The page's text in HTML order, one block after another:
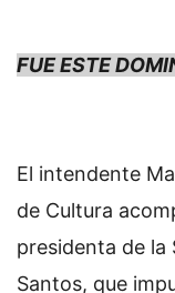
FUE ESTE
El intendente
de Cultura
presidenta de la
Santos, que